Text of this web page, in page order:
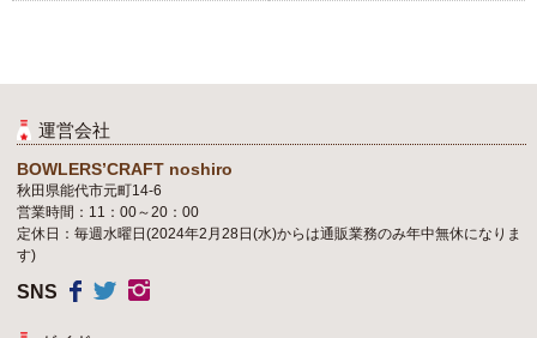
運営会社
BOWLERS’CRAFT noshiro
秋田県能代市元町14-6
営業時間：11：00～20：00
定休日：毎週水曜日(2024年2月28日(水)からは通販業務のみ年中無休になりま
す)
SNS